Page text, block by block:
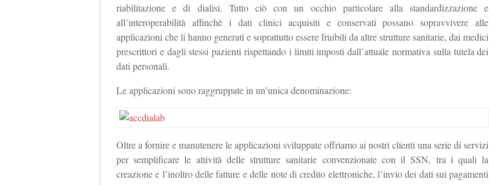
riabilitazione e di dialisi. Tutto ciò con un occhio particolare alla standardizzazione e
all’interoperabilità affinchè i dati clinici acquisiti e conservati possano sopravvivere alle
applicazioni che li hanno generati e soprattutto essere fruibili da altre strutture sanitarie, dai medici
prescrittori e dagli stessi pazienti rispettando i limiti imposti dall’attuale normativa sulla tutela dei
dati personali.
Le applicazioni sono raggruppate in un’unica denominazione:
Oltre a fornire e manutenere le applicazioni sviluppate offriamo ai nostri clienti una serie di servizi
per semplificare le attività delle strutture sanitarie convenzionate con il SSN, tra i quali la
creazione e l’inoltro delle fatture e delle note di credito elettroniche, l’invio dei dati sui pagamenti